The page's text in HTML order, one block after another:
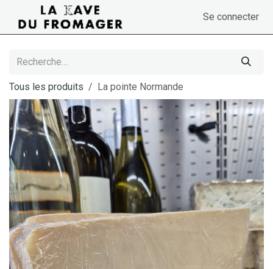
Se rendre au contenu
Se connecter
Tous les produits La pointe Normande